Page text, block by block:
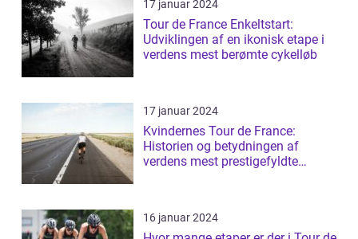
17 januar 2024
Tour de France Enkeltstart:
Udviklingen af en ikonisk etape i
verdens mest berømte cykelløb
17 januar 2024
Kvindernes Tour de France:
Historien og betydningen af
verdens mest prestigefyldte
16 januar 2024